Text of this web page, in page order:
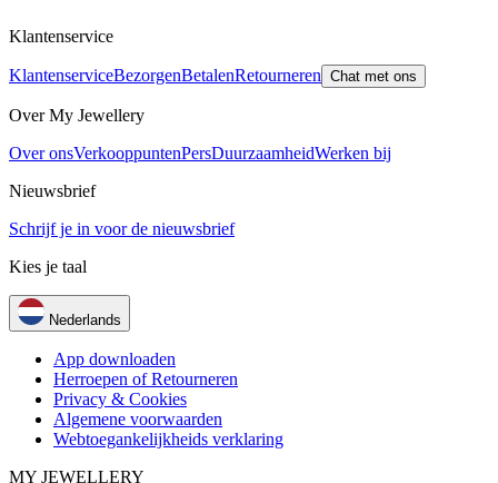
Klantenservice
KlantenserviceBezorgenBetalenRetourneren Chat met ons
Over My Jewellery
Over onsVerkooppuntenPersDuurzaamheidWerken bij
Nieuwsbrief
Schrijf je in voor de nieuwsbrief
Kies je taal
Nederlands
App downloaden
Herroepen of Retourneren
Privacy & Cookies
Algemene voorwaarden
Webtoegankelijkheids verklaring
MY JEWELLERY